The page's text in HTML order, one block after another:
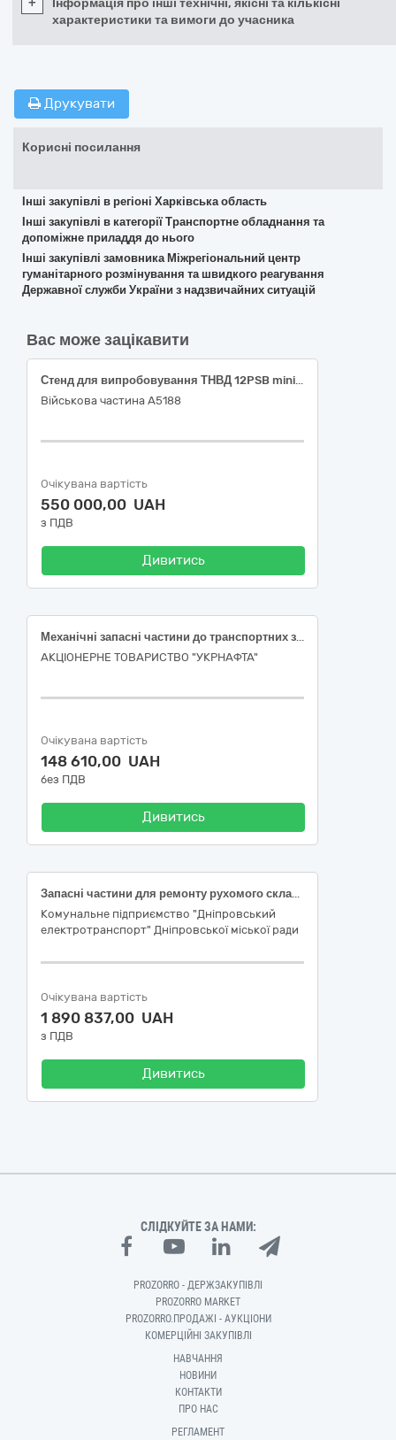
+
Інформація про інші технічні, якісні та кількісні
характеристики та вимоги до учасника
Друкувати
Корисні посилання
Інші закупівлі в регіоні Харківська область
Інші закупівлі в категорії Транспортне обладнання та
допоміжне приладдя до нього
Інші закупівлі замовника Міжрегіональний центр
гуманітарного розмінування та швидкого реагування
Державної служби України з надзвичайних ситуацій
Вас може зацікавити
Стенд для випробовування ТНВД 12PSB mini 15,5 kW.
Військова частина А5188
Очікувана вартість
550 000,00 UAH
з ПДВ
Дивитись
Механічні запасні частини до транспортних засобів
АКЦІОНЕРНЕ ТОВАРИСТВО "УКPНAФТА"
Очікувана вартість
148 610,00 UAH
без ПДВ
Дивитись
Запасні частини для ремонту рухомого складу (ДК 021-2015 - 34320000-6 - Механічні запасні частини, крім двигунів і частин двигунів)
Комунальне підприємство "Дніпровський
електротранспорт" Дніпровської міської ради
Очікувана вартість
1 890 837,00 UAH
з ПДВ
Дивитись
СЛІДКУЙТЕ ЗА НАМИ:
PROZORRO - ДЕРЖЗАКУПІВЛІ
PROZORRO MARKET
PROZORRO.ПРОДАЖІ - АУКЦІОНИ
КОМЕРЦІЙНІ ЗАКУПІВЛІ
НАВЧАННЯ
НОВИНИ
КОНТАКТИ
ПРО НАС
РЕГЛАМЕНТ